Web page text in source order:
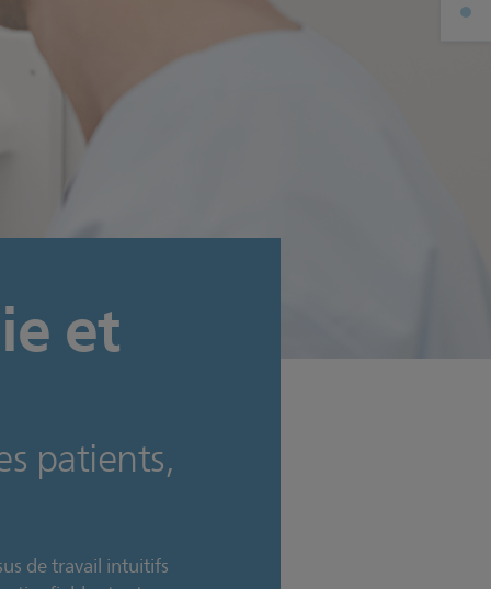
et
patients,
de travail intuitifs